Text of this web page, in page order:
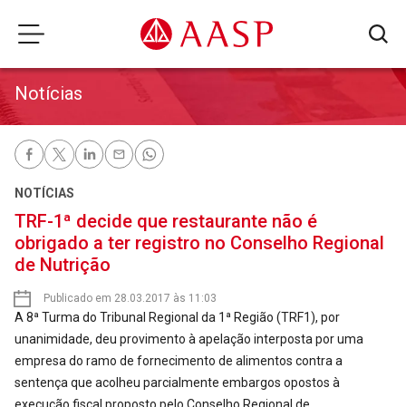
Notícias
NOTÍCIAS
TRF-1ª decide que restaurante não é
obrigado a ter registro no Conselho Regional
de Nutrição
Publicado em 28.03.2017 às 11:03
A 8ª Turma do Tribunal Regional da 1ª Região (TRF1), por
unanimidade, deu provimento à apelação interposta por uma
empresa do ramo de fornecimento de alimentos contra a
sentença que acolheu parcialmente embargos opostos à